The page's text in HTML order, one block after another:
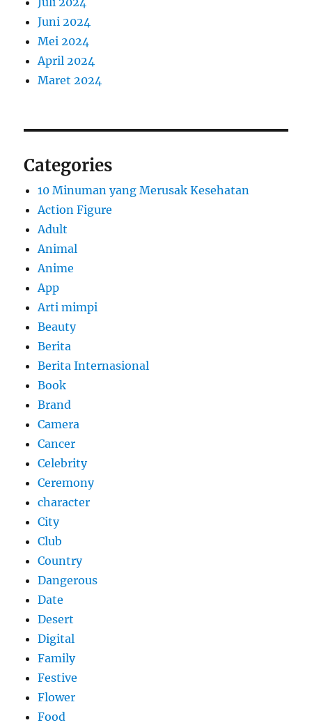
Juni 2024
Mei 2024
April 2024
Maret 2024
Categories
10 Minuman yang Merusak Kesehatan
Action Figure
Adult
Animal
Anime
App
Arti mimpi
Beauty
Berita
Berita Internasional
Book
Brand
Camera
Cancer
Celebrity
Ceremony
character
City
Club
Country
Dangerous
Date
Desert
Digital
Family
Festive
Flower
Food